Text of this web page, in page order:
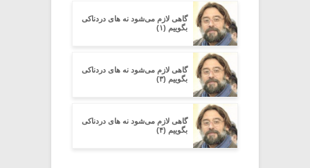
گاهی لازم می‌شود نه های دردناکی
بگوییم (۱)
گاهی لازم می‌شود نه های دردناکی
بگوییم (۳)
گاهی لازم می‌شود نه های دردناکی
بگوییم (۴)